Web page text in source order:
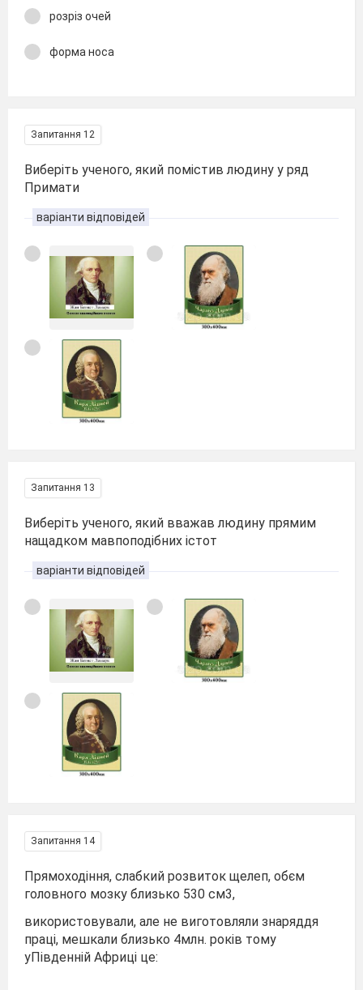
розріз очей
форма носа
Запитання 12
Виберіть ученого, який помістив людину у ряд
Примати
варіанти відповідей
Запитання 13
Виберіть ученого, який вважав людину прямим
нащадком мавпоподібних істот
варіанти відповідей
Запитання 14
Прямоходіння, слабкий розвиток щелеп, обєм
головного мозку близько 530 см3,
використовували, але не виготовляли знаряддя
праці, мешкали близько 4млн. років тому
уПівденній Африці це: